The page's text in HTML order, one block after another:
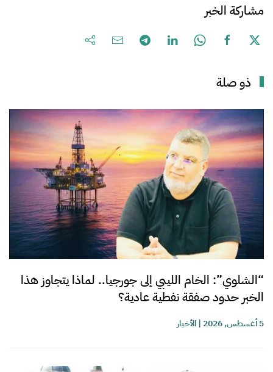
مشاركة الخبر
ذو صلة
“الشلوي”: الخام الليبي إلى جورجيا.. لماذا يتجاوز هذا
الخبر حدود صفقة نفطية عادية؟
5 أغسطس, 2026 |الأخبار